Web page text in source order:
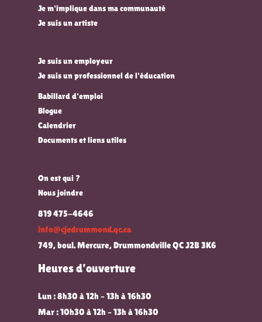
Je m'implique dans ma communauté
Je suis un artiste
Je suis un employeur
Je suis un professionnel de l'éducation
Babillard d'emploi
Blogue
Calendrier
Documents et liens utiles
On est qui ?
Nous joindre
819 475-4646
info@cjedrummond.qc.ca
749, boul. Mercure, Drummondville QC J2B 3K6
Heures d’ouverture
Lun : 8h30 à 12h – 13h à 16h30
Mar : 10h30 à 12h – 13h à 16h30